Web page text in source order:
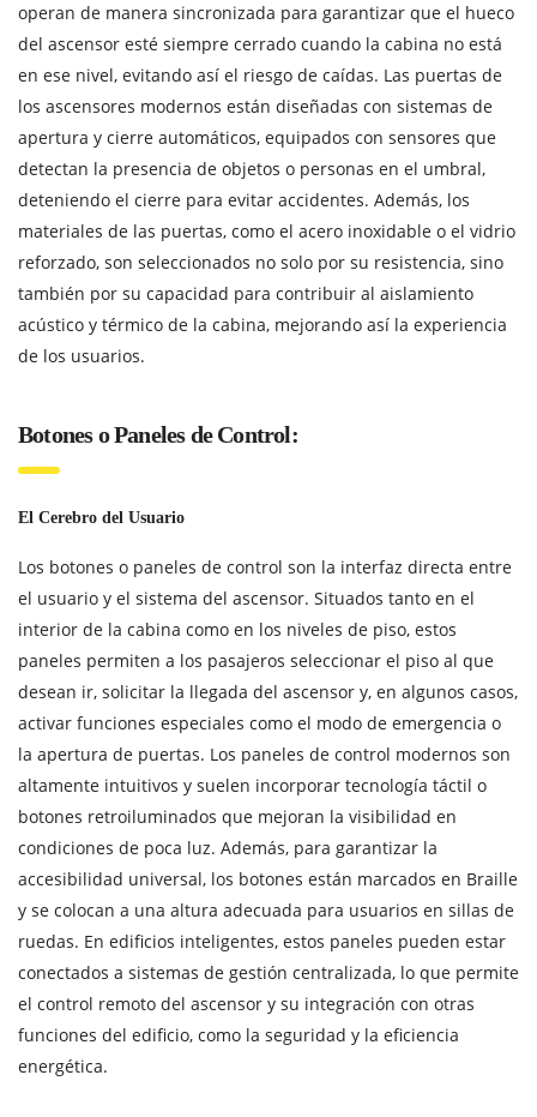
operan de manera sincronizada para garantizar que el hueco
del ascensor esté siempre cerrado cuando la cabina no está
en ese nivel, evitando así el riesgo de caídas. Las puertas de
los ascensores modernos están diseñadas con sistemas de
apertura y cierre automáticos, equipados con sensores que
detectan la presencia de objetos o personas en el umbral,
deteniendo el cierre para evitar accidentes. Además, los
materiales de las puertas, como el acero inoxidable o el vidrio
reforzado, son seleccionados no solo por su resistencia, sino
también por su capacidad para contribuir al aislamiento
acústico y térmico de la cabina, mejorando así la experiencia
de los usuarios.
Botones o Paneles de Control:
El Cerebro del Usuario
Los botones o paneles de control son la interfaz directa entre
el usuario y el sistema del ascensor. Situados tanto en el
interior de la cabina como en los niveles de piso, estos
paneles permiten a los pasajeros seleccionar el piso al que
desean ir, solicitar la llegada del ascensor y, en algunos casos,
activar funciones especiales como el modo de emergencia o
la apertura de puertas. Los paneles de control modernos son
altamente intuitivos y suelen incorporar tecnología táctil o
botones retroiluminados que mejoran la visibilidad en
condiciones de poca luz. Además, para garantizar la
accesibilidad universal, los botones están marcados en Braille
y se colocan a una altura adecuada para usuarios en sillas de
ruedas. En edificios inteligentes, estos paneles pueden estar
conectados a sistemas de gestión centralizada, lo que permite
el control remoto del ascensor y su integración con otras
funciones del edificio, como la seguridad y la eficiencia
energética.